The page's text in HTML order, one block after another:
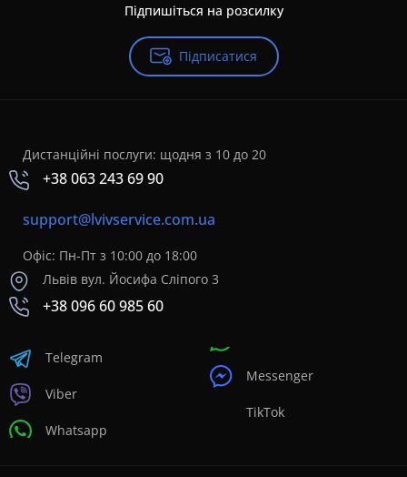
Підпишіться на розсилку
Підписатися
Дистанційні послуги: щодня з 10 до 20
+38 063 243 69 90
support@lvivservice.com.ua
Офіс: Пн-Пт з 10:00 до 18:00
Львів вул. Йосифа Сліпого 3
+38 096 60 985 60
Telegram
Viber
Whatsapp
Messenger
TikTok